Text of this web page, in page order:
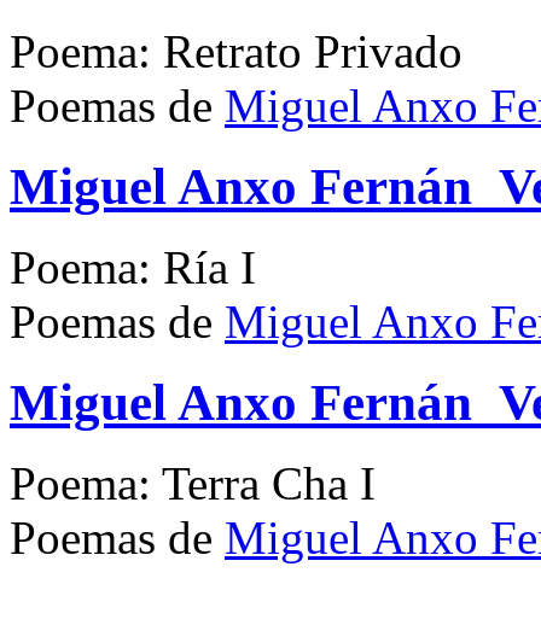
Poema: Retrato Privado
Poemas de Miguel Anxo
Miguel Anxo
Poema: Ría I
Poemas de Miguel Anxo
Miguel Anxo
Poema: Terra Cha I
Poemas de Miguel Anxo